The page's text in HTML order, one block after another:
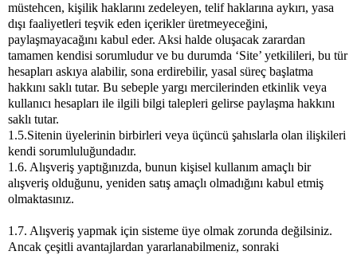
müstehcen, kişilik haklarını zedeleyen, telif haklarına aykırı, yasa
dışı faaliyetleri teşvik eden içerikler üretmeyeceğini,
paylaşmayacağını kabul eder. Aksi halde oluşacak zarardan
tamamen kendisi sorumludur ve bu durumda ‘Site’ yetkilileri, bu tür
hesapları askıya alabilir, sona erdirebilir, yasal süreç başlatma
hakkını saklı tutar. Bu sebeple yargı mercilerinden etkinlik veya
kullanıcı hesapları ile ilgili bilgi talepleri gelirse paylaşma hakkını
saklı tutar.
1.5.Sitenin üyelerinin birbirleri veya üçüncü şahıslarla olan ilişkileri
kendi sorumluluğundadır.
1.6. Alışveriş yaptığınızda, bunun kişisel kullanım amaçlı bir
alışveriş olduğunu, yeniden satış amaçlı olmadığını kabul etmiş
olmaktasınız.
1.7. Alışveriş yapmak için sisteme üye olmak zorunda değilsiniz.
Ancak çeşitli avantajlardan yararlanabilmeniz, sonraki